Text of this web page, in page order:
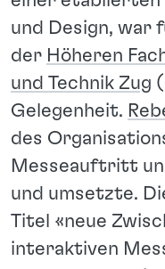
und Design, war
der Höheren
und Technik Zug
Gelegenheit.
des
Messeauftritt
und umsetzte.
Titel «neue
interaktiven